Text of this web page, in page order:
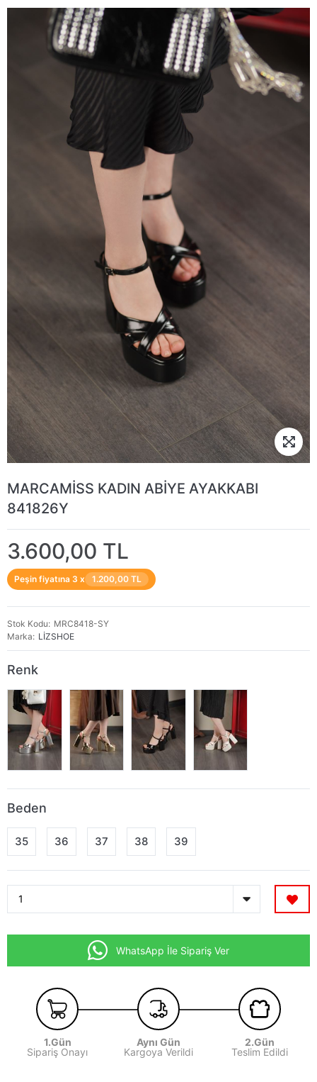
MARCAMİSS KADIN ABİYE AYAKKABI
841826Y
3.600,00 TL
Peşin fiyatına 3 x 1.200,00 TL
Stok Kodu
MRC8418-SY
Marka
LİZSHOE
Renk
Beden
35 36 37 38 39
WhatsApp İle Sipariş Ver
1.Gün
Sipariş Onayı
Aynı Gün
Kargoya Verildi
2.Gün
Teslim Edildi